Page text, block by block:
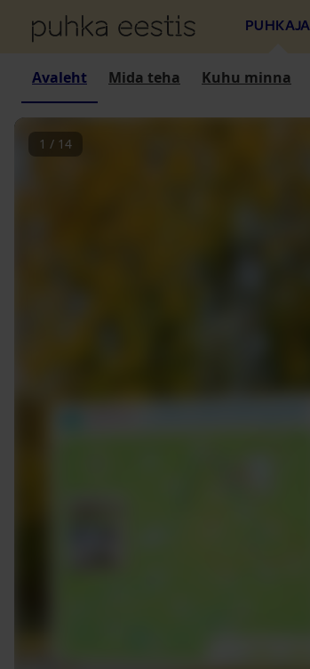
PUHKAJA
Avaleht Mida teha Kuhu minna
1 / 14